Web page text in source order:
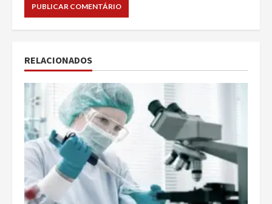
RELACIONADOS